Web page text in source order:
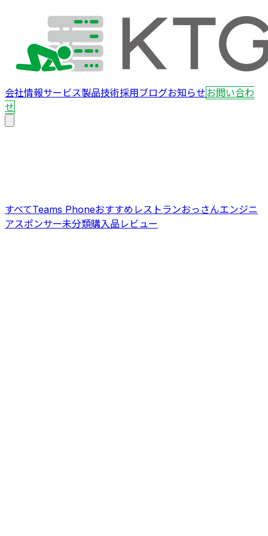
会社情報サービス製品技術採用ブログお知らせお問い合わ
せ
すべてTeams Phoneおすすめレストランおっさんエンジニ
アスポンサー未分類購入品レビュー